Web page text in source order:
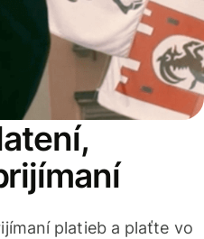
platieb a plaťte vo